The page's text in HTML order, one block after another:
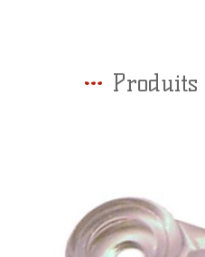
Produits